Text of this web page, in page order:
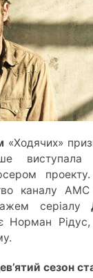
«Ходячих»
виступала
проекту.
каналу
серіалу
Норман
сезон